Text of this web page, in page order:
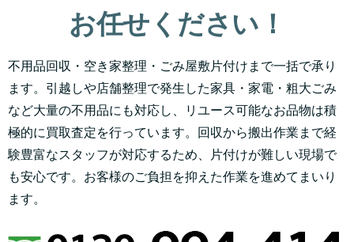
お任せください！
不用品回収・空き家整理・ごみ屋敷片付けまで一括で承り
ます。引越しや店舗整理で発生した家具・家電・粗大ごみ
など大量の不用品にも対応し、リユース可能なお品物は積
極的に買取査定を行っています。回収から搬出作業まで経
験豊富なスタッフが対応するため、片付けが難しい現場で
も安心です。お客様のご負担を抑えた作業を進めてまいり
ます。